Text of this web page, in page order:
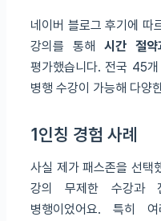
네이버 블로그 후기에 따
강의를 통해시간 절
평가했습니다. 전국 45
병행 수강이 가능해 다양
1인칭 경험 사례
사실 제가 패스존을 선택
강의 무제한 수강과
병행이었어요. 특히